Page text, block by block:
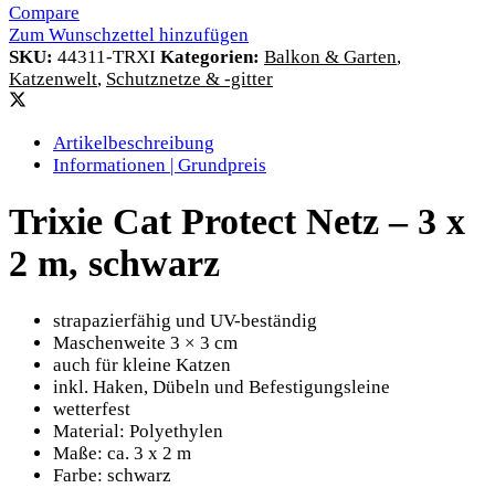
Compare
Zum Wunschzettel hinzufügen
SKU: 44311-TRXI Kategorien: Balkon & Garten,
Katzenwelt, Schutznetze & -gitter
Artikelbeschreibung
Informationen | Grundpreis
Trixie Cat Protect Netz – 3 x
2 m, schwarz
strapazierfähig und UV-beständig
Maschenweite 3 × 3 cm
auch für kleine Katzen
inkl. Haken, Dübeln und Befestigungsleine
wetterfest
Material: Polyethylen
Maße: ca. 3 x 2 m
Farbe: schwarz